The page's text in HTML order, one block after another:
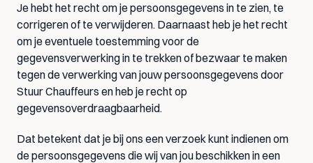
Je hebt het recht om je persoonsgegevens in te zien, te
corrigeren of te verwijderen. Daarnaast heb je het recht
om je eventuele toestemming voor de
gegevensverwerking in te trekken of bezwaar te maken
tegen de verwerking van jouw persoonsgegevens door
Stuur Chauffeurs en heb je recht op
gegevensoverdraagbaarheid.
Dat betekent dat je bij ons een verzoek kunt indienen om
de persoonsgegevens die wij van jou beschikken in een